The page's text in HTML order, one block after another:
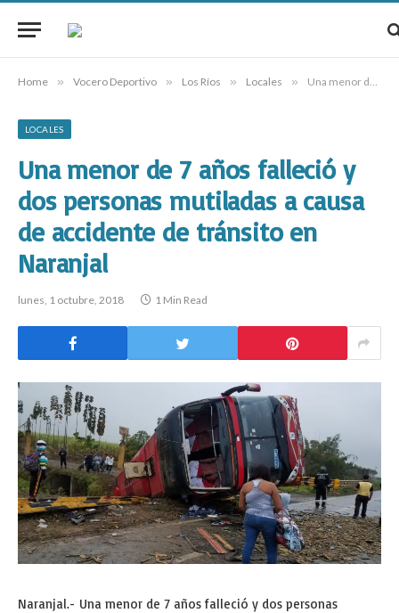
Home » Vocero Deportivo » Los Ríos » Locales » Una menor de 7 años falleció y dos personas mutiladas a causa de accidente de tránsito en Naranjal
LOCALES
Una menor de 7 años falleció y
dos personas mutiladas a causa
de accidente de tránsito en
Naranjal
lunes, 1 octubre, 2018 1 Min Read
Naranjal.- Una menor de 7 años falleció y dos personas